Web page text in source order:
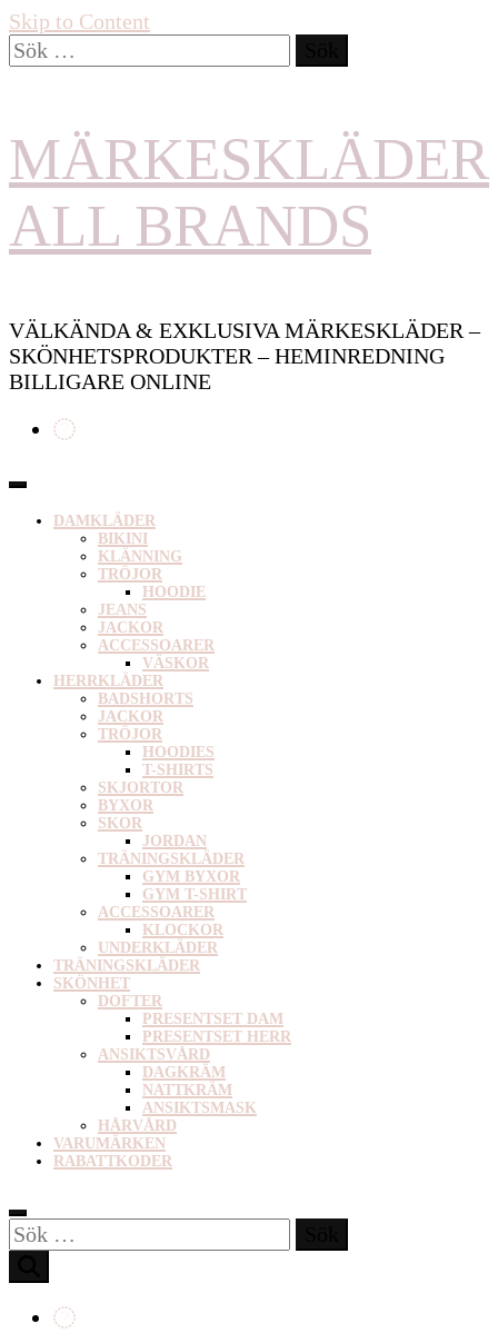
Skip to Content
Sök
efter:
MÄRKESKLÄDER
ALL BRANDS
VÄLKÄNDA & EXKLUSIVA MÄRKESKLÄDER –
SKÖNHETSPRODUKTER – HEMINREDNING
BILLIGARE ONLINE
DAMKLÄDER
BIKINI
KLÄNNING
TRÖJOR
HOODIE
JEANS
JACKOR
ACCESSOARER
VÄSKOR
HERRKLÄDER
BADSHORTS
JACKOR
TRÖJOR
HOODIES
T-SHIRTS
SKJORTOR
BYXOR
SKOR
JORDAN
TRÄNINGSKLÄDER
GYM BYXOR
GYM T-SHIRT
ACCESSOARER
KLOCKOR
UNDERKLÄDER
TRÄNINGSKLÄDER
SKÖNHET
DOFTER
PRESENTSET DAM
PRESENTSET HERR
ANSIKTSVÅRD
DAGKRÄM
NATTKRÄM
ANSIKTSMASK
HÅRVÅRD
VARUMÄRKEN
RABATTKODER
Sök
efter: